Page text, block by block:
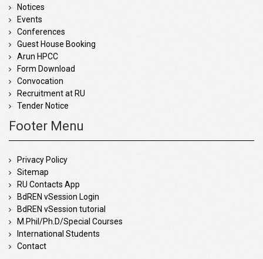
Notices
Events
Conferences
Guest House Booking
Arun HPCC
Form Download
Convocation
Recruitment at RU
Tender Notice
Footer Menu
Privacy Policy
Sitemap
RU Contacts App
BdREN vSession Login
BdREN vSession tutorial
M.Phil/Ph.D/Special Courses
International Students
Contact